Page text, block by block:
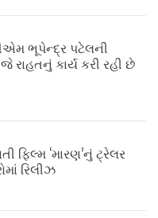
ભૂપેન્દ્ર પટેલની
રાહતનું કાર્ય કરી રહી છે
ફિલ્મ ‘મારણ’નું ટ્રેલર
રિલીઝ